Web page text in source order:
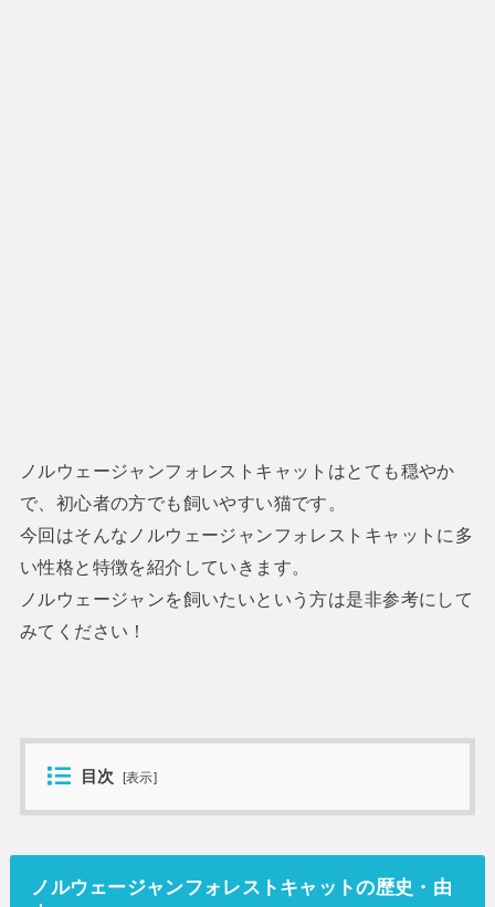
ノルウェージャンフォレストキャットはとても穏やか
で、初心者の方でも飼いやすい猫です。
今回はそんなノルウェージャンフォレストキャットに多
い性格と特徴を紹介していきます。
ノルウェージャンを飼いたいという方は是非参考にして
みてください！
目次 [表示]
ノルウェージャンフォレストキャットの歴史・由